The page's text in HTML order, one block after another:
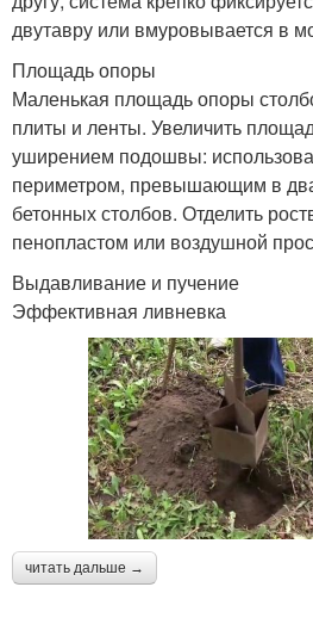
двутавру или вмуровывается в
Площадь опоры
Маленькая площадь опоры
плиты и ленты. Увеличить
уширением подошвы:
периметром, превышающим в
бетонных столбов. Отделить
пенопластом или воздушной
Выдавливание и пучение
Эффективная ливневка
читать дальше →